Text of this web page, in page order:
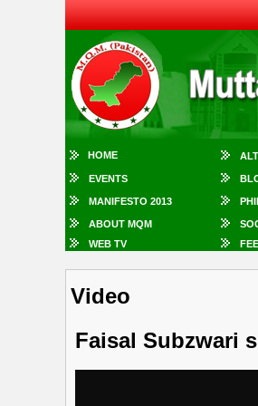
HOME
EVENTS
MANIFESTO 2013
ABOUT MQM
WEB TV
Video
Faisal Subzwari